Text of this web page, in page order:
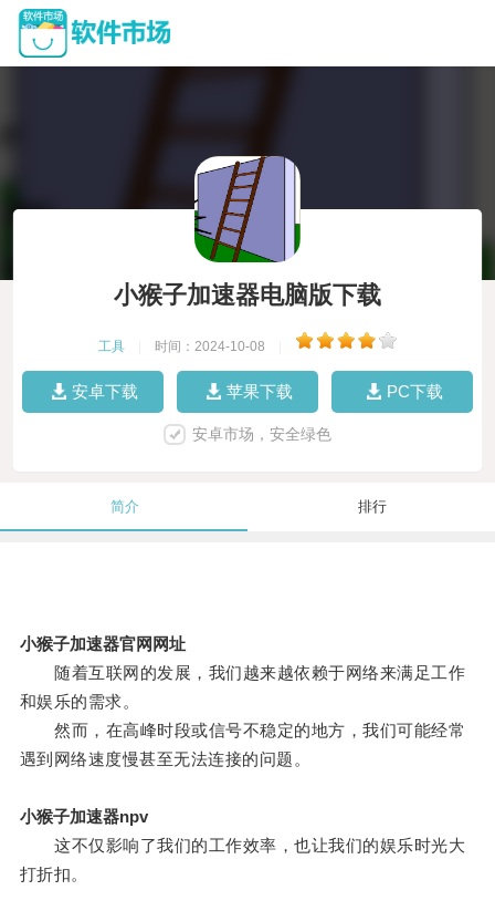
小猴子加速器电脑版下载
工具 时间：2024-10-08
安卓下载 苹果下载 PC下载
安卓市场，安全绿色
简介 排行
小猴子加速器官网网址
随着互联网的发展，我们越来越依赖于网络来满足工作
和娱乐的需求。
然而，在高峰时段或信号不稳定的地方，我们可能经常
遇到网络速度慢甚至无法连接的问题。
小猴子加速器npv
这不仅影响了我们的工作效率，也让我们的娱乐时光大
打折扣。